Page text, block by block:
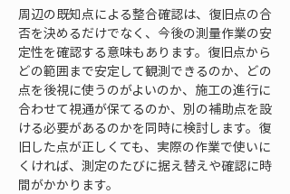
周辺の既知点による整合確認は、復旧点の合
否を決めるだけでなく、今後の測量作業の安
定性を確認する意味もあります。復旧点から
どの範囲まで安定して観測できるのか、どの
点を後視に使うのがよいのか、施工の進行に
合わせて視通が保てるのか、別の補助点を設
ける必要があるのかを同時に検討します。復
旧した点が正しくても、実際の作業で使いに
くければ、測定のたびに据え替えや確認に時
間がかかります。